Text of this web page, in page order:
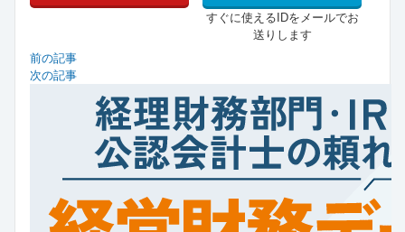
すぐに使えるIDをメールでお
送りします
前の記事
次の記事